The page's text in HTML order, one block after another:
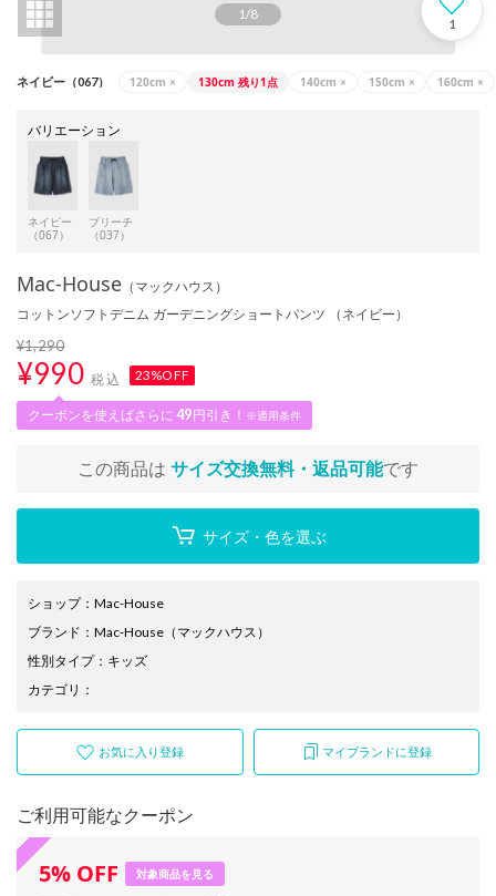
1/8
1
ネイビー（067） 120cm × 130cm 残り1点 140cm × 150cm × 160cm ×
バリエーション
ネイビー
（067）
ブリーチ
（037）
Mac-House （マックハウス）
コットンソフトデニム ガーデニングショートパンツ （ネイビー）
¥1,290
¥990 税込 23%OFF
クーポンを使えばさらに 49円引き！ ※適用条件
この商品は サイズ交換無料・返品可能です
サイズ・色を選ぶ
ショップ： Mac-House
ブランド ： Mac-House （マックハウス）
性別タイプ： キッズ
カテゴリ ：
お気に入り登録 マイブランドに登録
ご利用可能なクーポン
5% OFF 対象商品を見る